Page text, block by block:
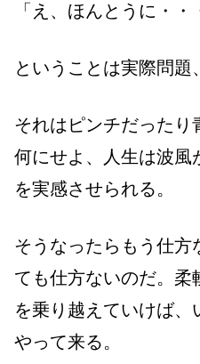
「え、ほんとうに・・
ということは実際問題
それはピンチだったり
何にせよ、人生は波風
を実感させられる。
そうなったらもう仕方
ても仕方ないのだ。柔
を乗り越えていけば
やって来る。